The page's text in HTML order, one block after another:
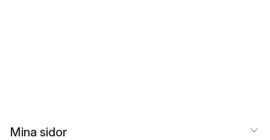
Mina sidor